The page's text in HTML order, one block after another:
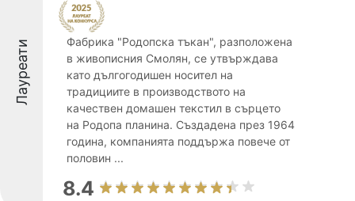
Лауреати
Фабрика "Родопска тъкан", разположена
в живописния Смолян, се утвърждава
като дългогодишен носител на
традициите в производството на
качествен домашен текстил в сърцето
на Родопа планина. Създадена през 1964
година, компанията поддържа повече от
половин ...
8.4